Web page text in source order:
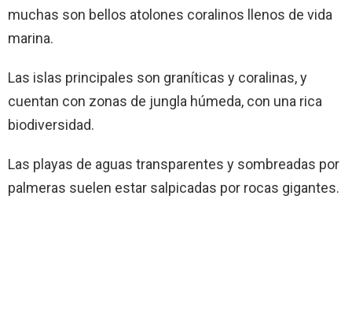
muchas son bellos atolones coralinos llenos de vida
marina.
Las islas principales son graníticas y coralinas, y
cuentan con zonas de jungla húmeda, con una rica
biodiversidad.
Las playas de aguas transparentes y sombreadas por
palmeras suelen estar salpicadas por rocas gigantes.